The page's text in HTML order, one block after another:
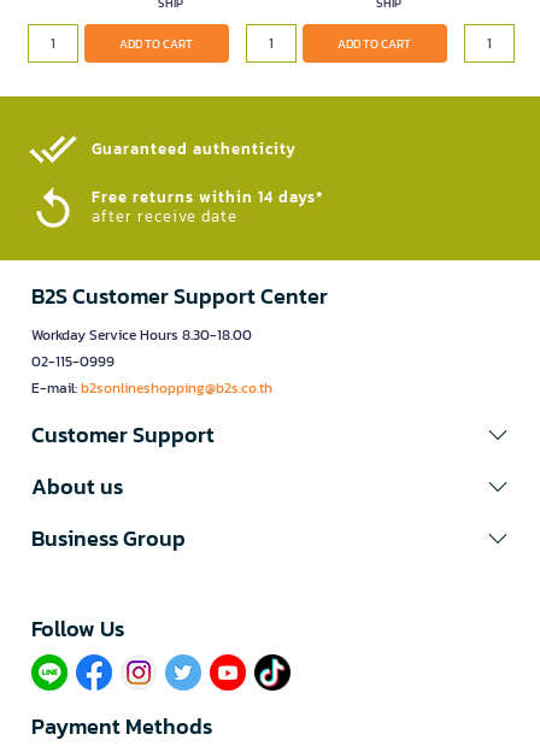
ADD TO CART ADD TO CART
Guaranteed authenticity​
Free returns within 14 days*
after receive date
B2S Customer Support Center
Workday Service Hours 8.30-18.00
02-115-0999
E-mail:b2sonlineshopping@b2s.co.th
Customer Support
About us
Business Group
Follow Us​
Payment Methods